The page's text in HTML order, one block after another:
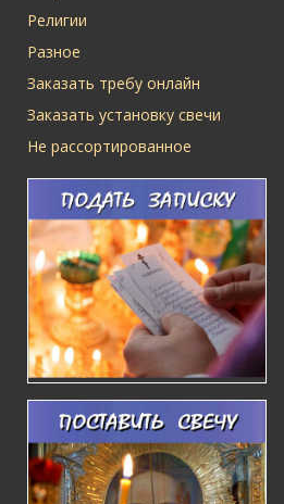
Религии
Разное
Заказать требу онлайн
Заказать установку свечи
Не рассортированное